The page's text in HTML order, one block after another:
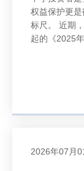
权益保护更
标尺。 近期
起的《2025
2026年07月